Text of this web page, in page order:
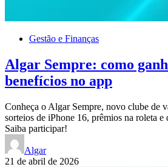
Gestão e Finanças
Algar Sempre: como
benefícios no app
Conheça o Algar Sempre, novo clube de
sorteios de iPhone 16, prêmios na roleta e
Saiba participar!
Algar
21 de abril de 2026